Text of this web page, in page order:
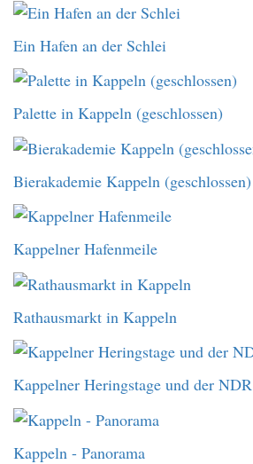
Ein Hafen an der Schlei
Palette in Kappeln (geschlossen)
Bierakademie Kappeln (geschlossen)
Kappelner Hafenmeile
Rathausmarkt in Kappeln
Kappelner Heringstage und der NDR
Kappeln - Panorama